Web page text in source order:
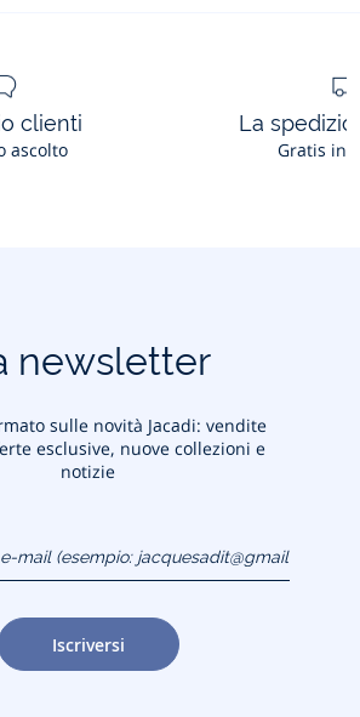
clienti
ascolto
La
Gratis in
newsletter
sulle novità Jacadi: vendite
esclusive, nuove collezioni e
notizie
Iscriversi